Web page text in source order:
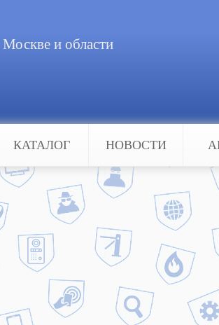
и области
КАТАЛОГ НОВОСТИ
«Умный дом»
дом»
систему «Умный дом», вы
на энергоносители. В
специалистов, которые